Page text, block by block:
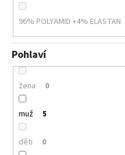
96% POLYAMID +4% ELASTAN
Pohlaví
žena 0
muž 5
děti 0